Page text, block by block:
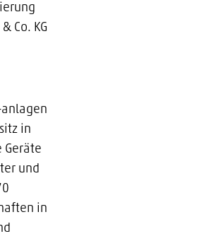
Co. KG
in
und
in